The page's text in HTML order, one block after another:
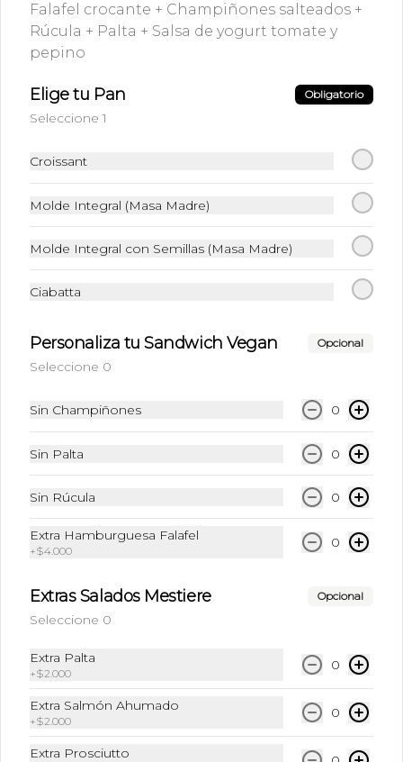
$4.990
Shot de Espresso + Chocolate blanco +
$3.590
Falafel crocante + Champiñones salteados +
Rúcula + Palta + Salsa de yogurt tomate y
pepino
Elige tu Pan Obligatorio
Seleccione 1
Croissant
Molde Integral (Masa Madre)
Molde Integral con Semillas (Masa Madre)
Ciabatta
Personaliza tu Sandwich Vegan Opcional
Seleccione 0
Sin Champiñones 0
Sin Palta 0
Sin Rúcula 0
Extra Hamburguesa Falafel
+$4.000
0
Extras Salados Mestiere Opcional
Seleccione 0
Extra Palta
+$2.000
0
Extra Salmón Ahumado
+$2.000
0
Extra Prosciutto